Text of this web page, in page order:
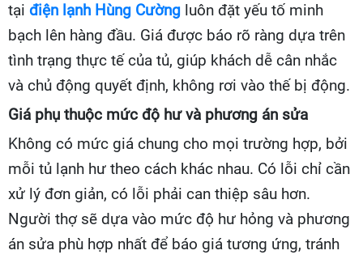
tại điện lạnh Hùng Cường luôn đặt yếu tố minh
bạch lên hàng đầu. Giá được báo rõ ràng dựa trên
tình trạng thực tế của tủ, giúp khách dễ cân nhắc
và chủ động quyết định, không rơi vào thế bị động.
Giá phụ thuộc mức độ hư và phương án sửa
Không có mức giá chung cho mọi trường hợp, bởi
mỗi tủ lạnh hư theo cách khác nhau. Có lỗi chỉ cần
xử lý đơn giản, có lỗi phải can thiệp sâu hơn.
Người thợ sẽ dựa vào mức độ hư hỏng và phương
án sửa phù hợp nhất để báo giá tương ứng, tránh